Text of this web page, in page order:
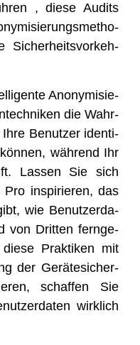
, die­se Audits
Sicher­heits­vor­keh­
Anony­mi­sie­
die Wahr­
Ihre Benut­zer iden­ti­
wäh­rend Ihr
Las­sen Sie sich
inspi­rie­ren, das
wie Benut­zer­da­
von Drit­ten fern­ge­
Prak­ti­ken mit
der Gerä­te­si­cher­
schaf­fen Sie
wirk­lich